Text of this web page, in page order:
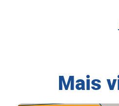
Mais